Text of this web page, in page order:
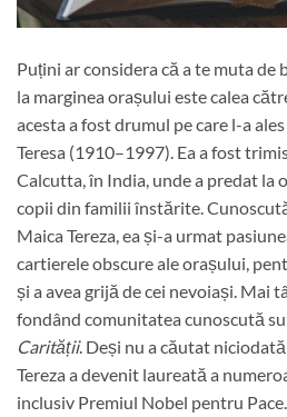
Puțini ar considera că a te muta
la marginea orașului este calea
acesta a fost drumul pe care l-a
Teresa (1910–1997). Ea a fost
Calcutta, în India, unde a predat la
copii din familii înstărite.
Maica Tereza, ea și-a urmat
cartierele obscure ale orașului,
și a avea grijă de cei nevoiași. Mai
fondând comunitatea cunoscută
Carității. Deși nu a căutat
Tereza a devenit laureată a
inclusiv Premiul Nobel pentru